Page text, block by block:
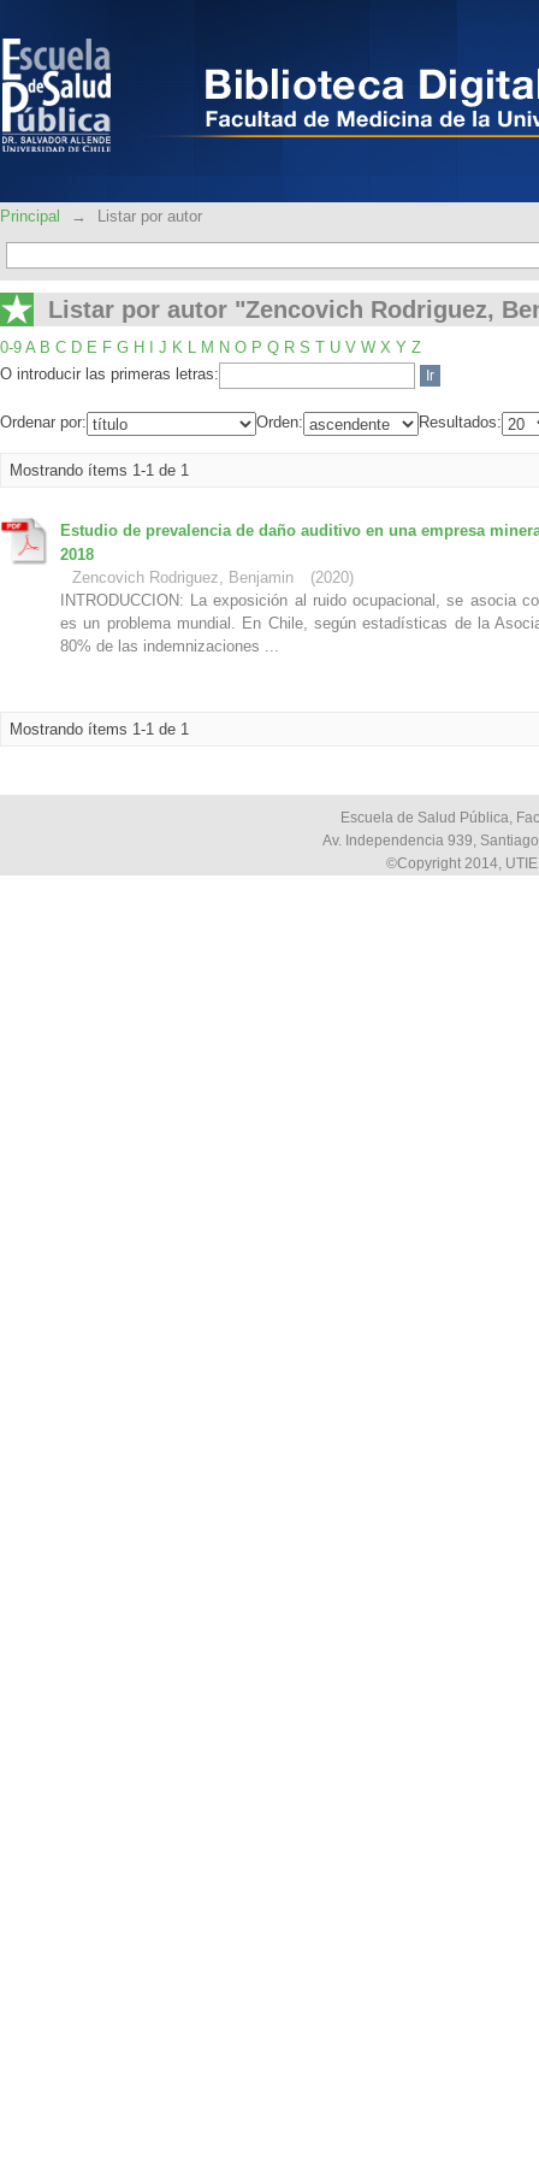
Principal → Listar por autor
Listar por autor "Zencovich Rodriguez,
0-9 A B C D E F G H J K L M N O P Q R S T U V W X Y Z
O introducir las primeras letras:
Ordenar por: Orden: Resultados:
Mostrando ítems 1-1 de 1
Estudio de prevalencia de daño auditivo en una empresa
2018
Zencovich Rodriguez, Benjamin
(2020)
INTRODUCCION: La exposición al ruido ocupacional, se asocia
es un problema mundial. En Chile, según estadísticas de la
80% de las indemnizaciones ...
Mostrando ítems 1-1 de 1
Escuela de Salud Pública,
Av. Independencia 939,
©Copyright 2014,